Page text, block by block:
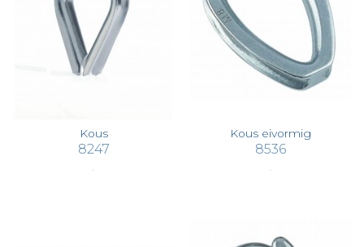
Kous
8247
Kous eivormig
8536